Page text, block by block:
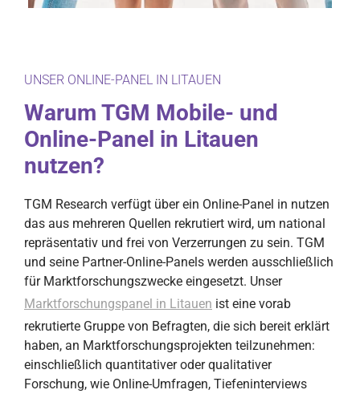
UNSER ONLINE-PANEL IN LITAUEN
Warum TGM Mobile- und
Online-Panel in Litauen
nutzen?
TGM Research verfügt über ein Online-Panel in nutzen
das aus mehreren Quellen rekrutiert wird, um national
repräsentativ und frei von Verzerrungen zu sein. TGM
und seine Partner-Online-Panels werden ausschließlich
für Marktforschungszwecke eingesetzt. Unser
Marktforschungspanel in Litauen ist eine vorab
rekrutierte Gruppe von Befragten, die sich bereit erklärt
haben, an Marktforschungsprojekten teilzunehmen:
einschließlich quantitativer oder qualitativer
Forschung, wie Online-Umfragen, Tiefeninterviews